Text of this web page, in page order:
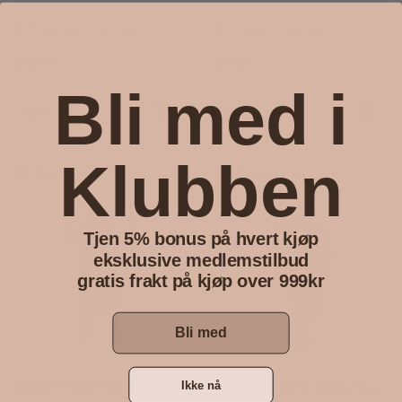
Kjøp
Sammenlign
Naken Kvinne Kostyme
Bli med i
Klubben
Tjen 5% bonus på hvert kjøp
eksklusive medlemstilbud
gratis frakt på kjøp over 999kr
Bli med
Ikke nå